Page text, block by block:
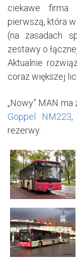
ciekawe firma
pierwszą, która
(na zasadach
zestawy o
Aktualnie
coraz większej
„Nowy” MAN
Göppel NM223,
rezerwy.